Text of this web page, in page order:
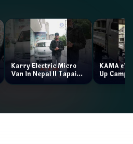
Karry Electric Micro
Van In Nepal II Tapaiko
Bazar II Jankari
KAMA eV
Up Camp